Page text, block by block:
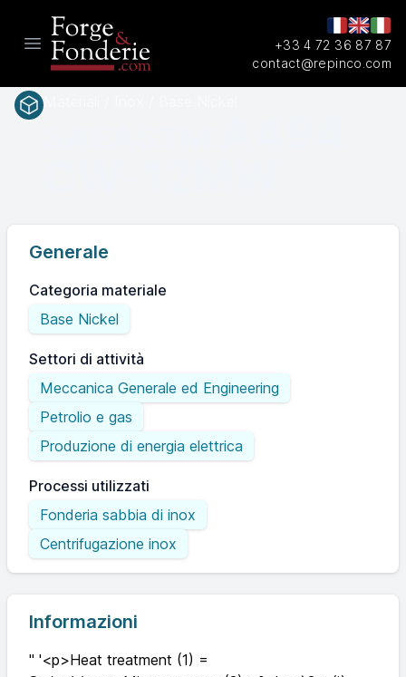
Open main menu
+33 4 72 36 87 87
contact@repinco.com
Generale
Categoria materiale
Base Nickel
Settori di attività
Meccanica Generale ed Engineering
Petrolio e gas
Produzione di energia elettrica
Processi utilizzati
Fonderia sabbia di inox
Centrifugazione inox
Informazioni
" '<p>Heat treatment (1) =